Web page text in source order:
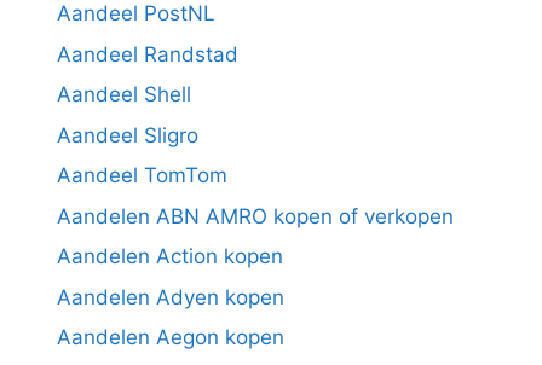
Aandeel PostNL
Aandeel Randstad
Aandeel Shell
Aandeel Sligro
Aandeel TomTom
Aandelen ABN AMRO kopen of verkopen
Aandelen Action kopen
Aandelen Adyen kopen
Aandelen Aegon kopen